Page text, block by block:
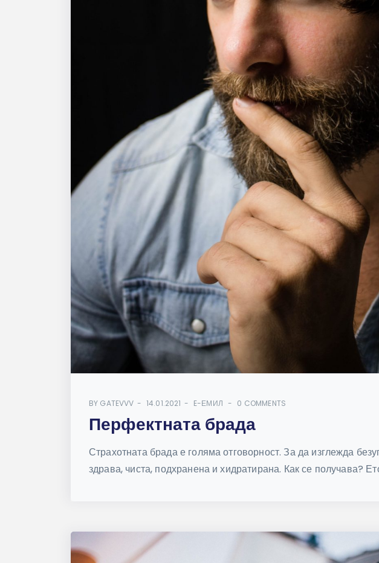
BY GATEVVV 14.01.2021 E-ЕМИЛ 0 COMMENTS
Перфектната брада
Страхотната брада е голяма отговорност. За да изглежда
здрава, чиста, подхранена и хидратирана. Как се получава?